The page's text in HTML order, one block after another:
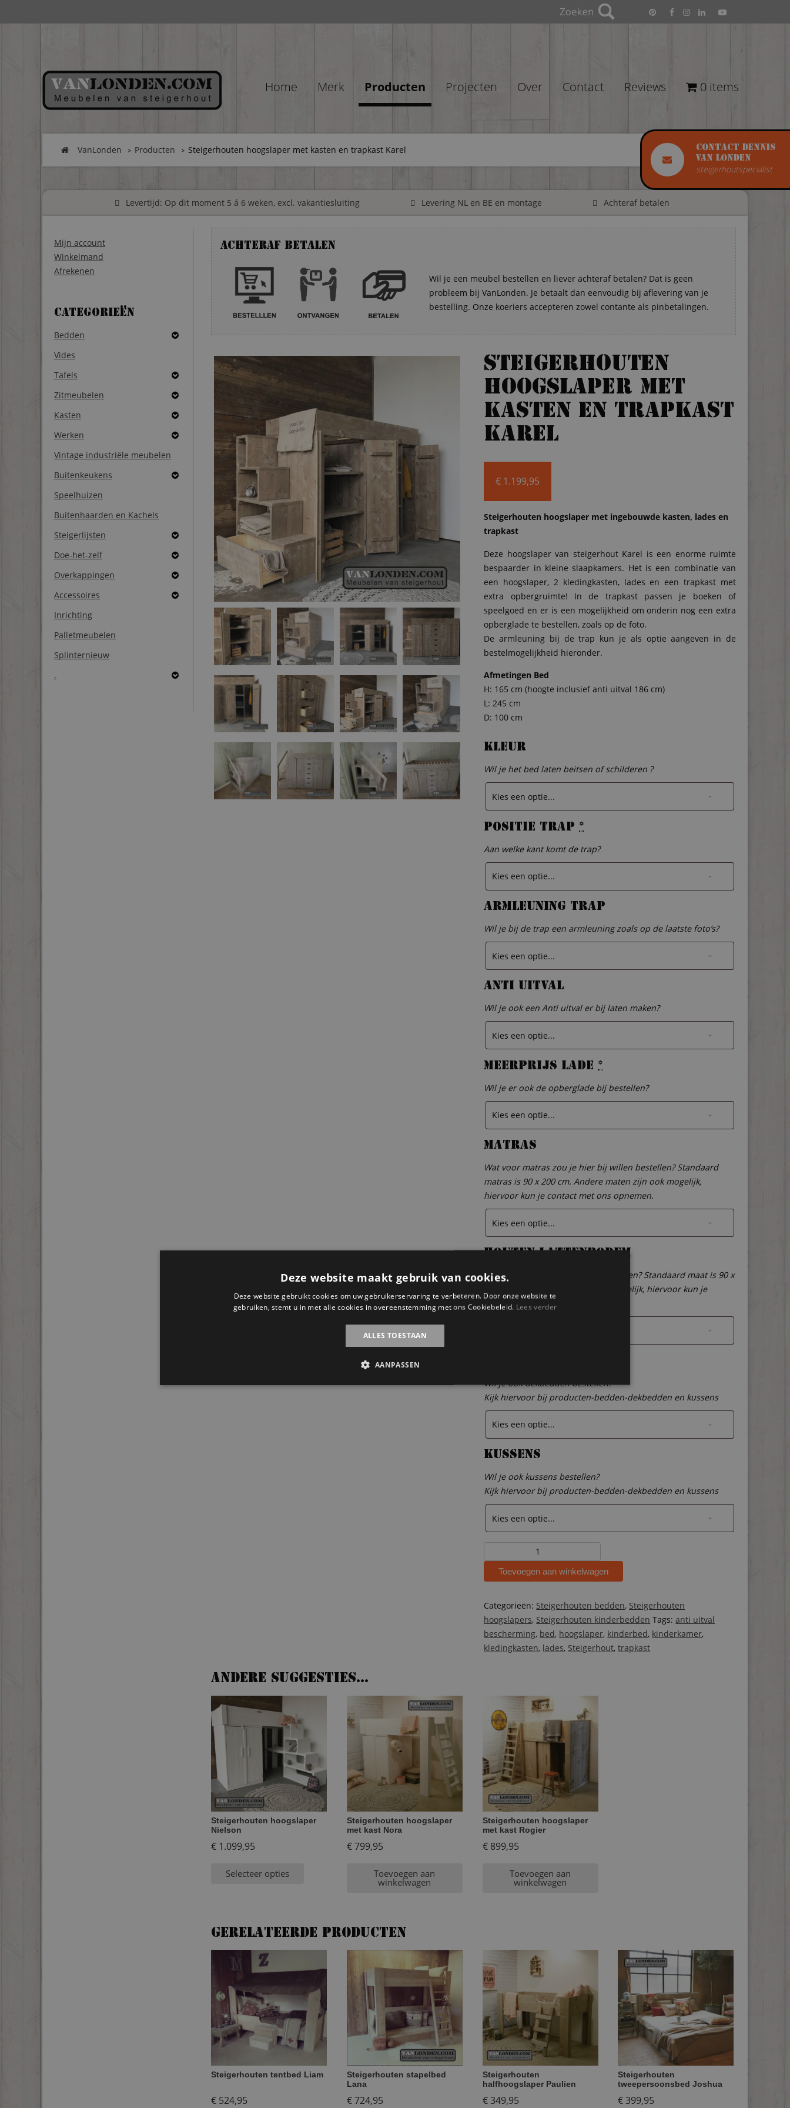
Contact Dennis
van Londen
steigerhoutspecialist
Home Merk Producten Projecten Over Contact Reviews 0 items
VanLonden Producten Steigerhouten hoogslaper met kasten en trapkast Karel
Levertijd: Op dit moment 5 á 6 weken, excl. vakantiesluiting Levering NL en BE en montage Achteraf betalen
Mijn account
Winkelmand
Afrekenen
Categorieën
Bedden
Vides
Tafels
Zitmeubelen
Kasten
Werken
Vintage industriële meubelen
Buitenkeukens
Speelhuizen
Buitenhaarden en Kachels
Steigerlijsten
Doe-het-zelf
Overkappingen
Accessoires
Inrichting
Palletmeubelen
Splinternieuw
.
Achteraf betalen
Wil je een meubel bestellen en liever achteraf betalen? Dat is geen
probleem bij VanLonden. Je betaalt dan eenvoudig bij aflevering van je
bestelling. Onze koeriers accepteren zowel contante als pinbetalingen.
Steigerhouten
hoogslaper met
kasten en trapkast
Karel
€ 1.199,95
Steigerhouten hoogslaper met ingebouwde kasten, lades en
trapkast
Deze hoogslaper van steigerhout Karel is een enorme ruimte
bespaarder in kleine slaapkamers. Het is een combinatie van
een hoogslaper, 2 kledingkasten, lades en een trapkast met
extra opbergruimte! In de trapkast passen je boeken of
speelgoed en er is een mogelijkheid om onderin nog een extra
opberglade te bestellen, zoals op de foto.
De armleuning bij de trap kun je als optie aangeven in de
bestelmogelijkheid hieronder.
Afmetingen Bed
H: 165 cm (hoogte inclusief anti uitval 186 cm)
L: 245 cm
D: 100 cm
Kleur
Wil je het bed laten beitsen of schilderen ?
positie Trap *
Aan welke kant komt de trap?
Armleuning trap
Wil je bij de trap een armleuning zoals op de laatste foto’s?
Anti uitval
Wil je ook een Anti uitval er bij laten maken?
Meerprijs lade *
Wil je er ook de opberglade bij bestellen?
Matras
Wat voor matras zou je hier bij willen bestellen? Standaard
matras is 90 x 200 cm. Andere maten zijn ook mogelijk,
hiervoor kun je contact met ons opnemen.
Houten lattenbodem
Wil je er een lattenbodem bij bestellen? Standaard maat is 90 x
200 cm. Andere maten zijn ook mogelijk, hiervoor kun je
contact met ons opnemen.
Wil je ook dekbedden bestellen?
Kijk hiervoor bij producten-bedden-dekbedden en kussens
Kussens
Wil je ook kussens bestellen?
Kijk hiervoor bij producten-bedden-dekbedden en kussens
Steigerhouten
hoogslaper
en
trapkast
Karel
aantal
Toevoegen aan winkelwagen
Categorieën: Steigerhouten bedden, Steigerhouten
hoogslapers, Steigerhouten kinderbedden Tags:anti uitval
bescherming, bed, hoogslaper, kinderbed, kinderkamer,
kledingkasten, lades, Steigerhout,trapkast
Andere suggesties…
Steigerhouten hoogslaper
Nielson
€1.099,95
Selecteer opties
Steigerhouten hoogslaper
met kast Nora
€799,95
Toevoegen aan
winkelwagen
Steigerhouten hoogslaper
met kast Rogier
€899,95
Toevoegen aan
winkelwagen
Gerelateerde producten
Steigerhouten tentbed Liam
€524,95
Steigerhouten stapelbed
Lana
€724,95
Steigerhouten
halfhoogslaper Paulien
€349,95
Steigerhouten
tweepersoonsbed Joshua
€399,95
Deze website maakt gebruik van cookies.
Deze website gebruikt cookies om uw gebruikerservaring te verbeteren. Door onze website te
gebruiken, stemt u in met alle cookies in overeenstemming met ons Cookiebeleid. Lees verder
ALLES TOESTAAN
AANPASSEN